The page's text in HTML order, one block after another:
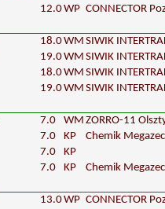
12.0WP CONNECTOR
18.0WM SIWIK
19.0WM SIWIK
18.0WM SIWIK
19.0WM SIWIK
7.0 WM ZORRO-11
7.0 KP
Chemik
7.0
KP
7.0 KP
Chemik
13.0WP CONNECTOR